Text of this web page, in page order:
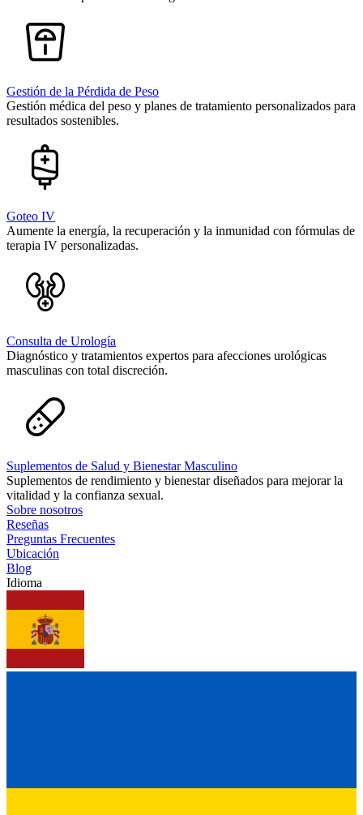
Gestión de la Pérdida de Peso
Gestión médica del peso y planes de tratamiento personalizados para
resultados sostenibles.
Goteo IV
Aumente la energía, la recuperación y la inmunidad con fórmulas de
terapia IV personalizadas.
Consulta de Urología
Diagnóstico y tratamientos expertos para afecciones urológicas
masculinas con total discreción.
Suplementos de Salud y Bienestar Masculino
Suplementos de rendimiento y bienestar diseñados para mejorar la
vitalidad y la confianza sexual.
Sobre nosotros
Reseñas
Preguntas Frecuentes
Ubicación
Blog
Idioma